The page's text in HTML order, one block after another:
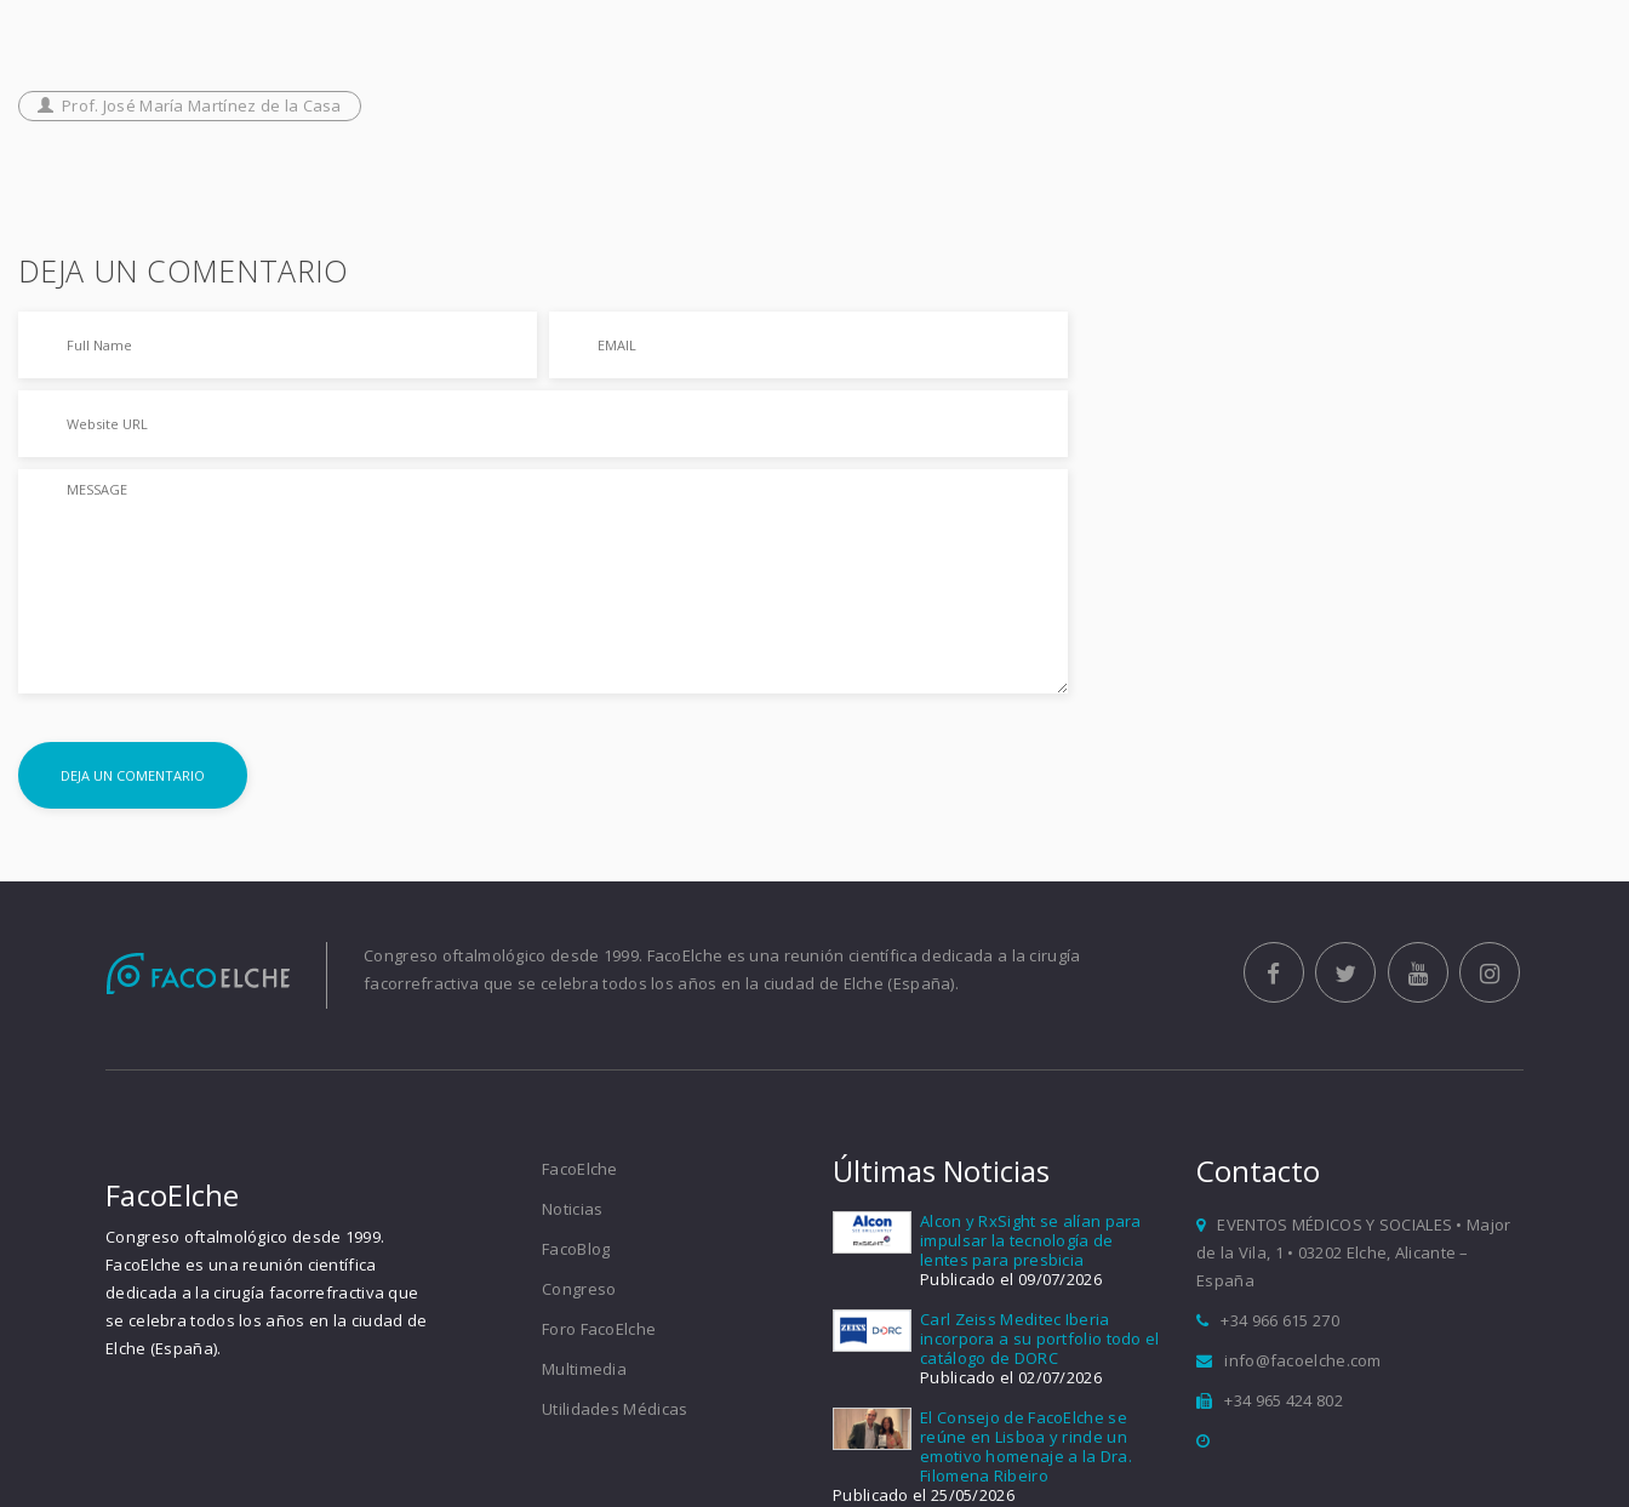
Prof. José María Martínez de la Casa
DEJA UN COMENTARIO
Congreso oftalmológico desde 1999. FacoElche es una reunión científica dedicada a la cirugía
facorrefractiva que se celebra todos los años en la ciudad de Elche (España).
FacoElche
Congreso oftalmológico desde 1999.
FacoElche es una reunión científica
dedicada a la cirugía facorrefractiva que
se celebra todos los años en la ciudad de
Elche (España).
FacoElche
Noticias
FacoBlog
Congreso
Foro FacoElche
Multimedia
Utilidades Médicas
Últimas Noticias
Alcon y RxSight se alían para
impulsar la tecnología de
lentes para presbicia
Publicado el 09/07/2026
Carl Zeiss Meditec Iberia
incorpora a su portfolio todo el
catálogo de DORC
Publicado el 02/07/2026
El Consejo de FacoElche se
reúne en Lisboa y rinde un
emotivo homenaje a la Dra.
Filomena Ribeiro
Publicado el 25/05/2026
Contacto
EVENTOS MÉDICOS Y SOCIALES • Major
de la Vila, 1 • 03202 Elche, Alicante –
España
+34 966 615 270
info@facoelche.com
+34 965 424 802